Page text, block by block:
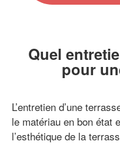
Quel
pour
L’entretien d’une
le matériau en bon état
l’esthétique de la